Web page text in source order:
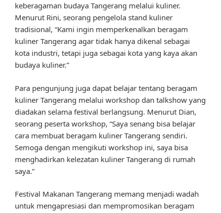
keberagaman budaya Tangerang melalui kuliner.
Menurut Rini, seorang pengelola stand kuliner
tradisional, “Kami ingin memperkenalkan beragam
kuliner Tangerang agar tidak hanya dikenal sebagai
kota industri, tetapi juga sebagai kota yang kaya akan
budaya kuliner.”
Para pengunjung juga dapat belajar tentang beragam
kuliner Tangerang melalui workshop dan talkshow yang
diadakan selama festival berlangsung. Menurut Dian,
seorang peserta workshop, “Saya senang bisa belajar
cara membuat beragam kuliner Tangerang sendiri.
Semoga dengan mengikuti workshop ini, saya bisa
menghadirkan kelezatan kuliner Tangerang di rumah
saya.”
Festival Makanan Tangerang memang menjadi wadah
untuk mengapresiasi dan mempromosikan beragam